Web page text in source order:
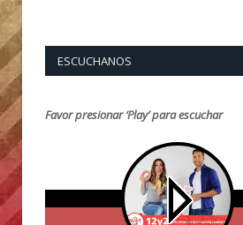
ESCUCHANOS
Favor presionar ‘Play’ para escuchar